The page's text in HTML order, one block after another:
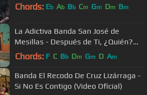
Chords: Eb Ab Bb Cm Gm Dm Bm
La Adictiva Banda San José de
Mesillas - Después de Ti, ¿Quién?
(Video Oficial)
Chords: F C Bb Dm Gm D Am
Banda El Recodo De Cruz Lizárraga -
Si No Es Contigo (Video Oficial)